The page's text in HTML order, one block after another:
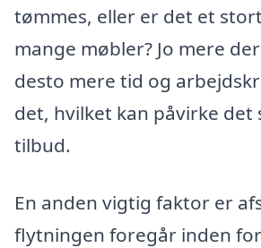
tømmes, eller er det et
mange møbler? Jo mere
desto mere tid og
det, hvilket kan påvirke det
tilbud.
En anden vigtig faktor er
flytningen foregår inden